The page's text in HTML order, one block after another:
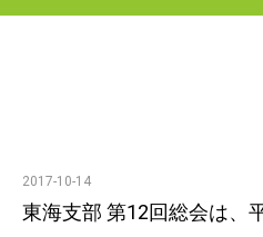
2017-10-14
東海支部 第12回総会は、